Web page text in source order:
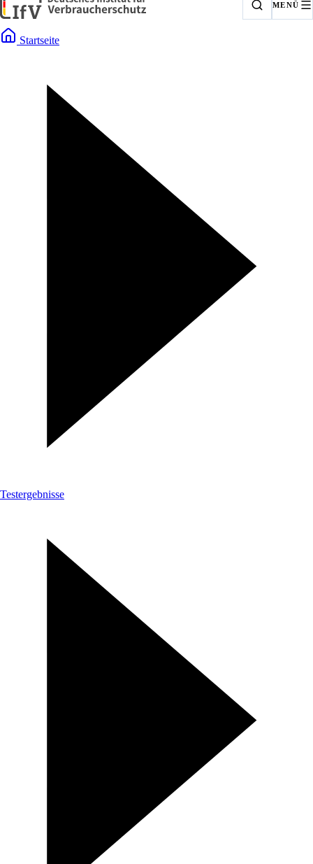
MENÜ
Startseite
Testergebnisse